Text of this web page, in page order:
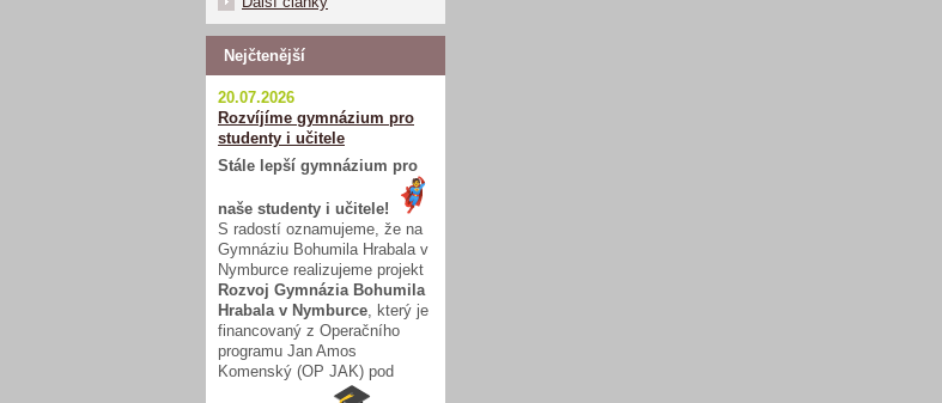
Nejčtenější
20.07.2026
Rozvíjíme gymnázium pro
studenty i učitele
Stále lepší gymnázium pro
naše studenty i učitele!
S radostí oznamujeme, že na
Gymnáziu Bohumila Hrabala v
Nymburce realizujeme projekt
Rozvoj Gymnázia Bohumila
Hrabala v Nymburce , který je
financovaný z Operačního
programu Jan Amos
Komenský (OP JAK) pod